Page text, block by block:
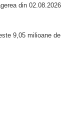
din 02.08.2026
9,05 milioane de